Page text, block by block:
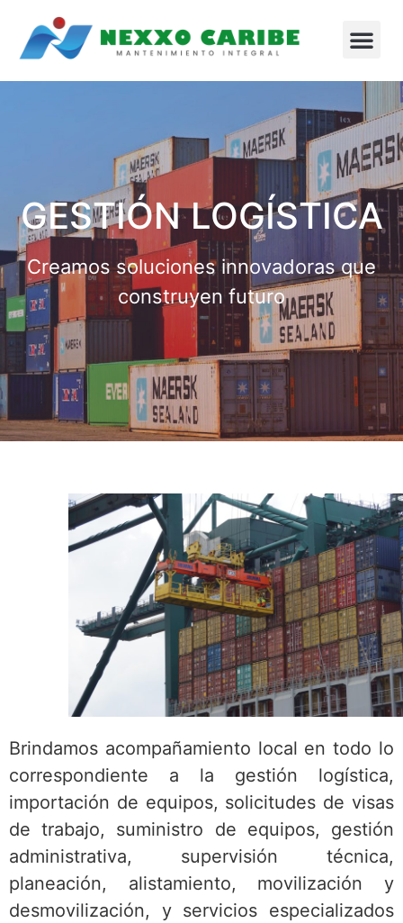
GESTIÓN LOGÍSTICA
Creamos soluciones innovadoras que
construyen futuro
Brindamos acompañamiento local en todo lo
correspondiente a la gestión logística,
importación de equipos, solicitudes de visas
de trabajo, suministro de equipos, gestión
administrativa, supervisión técnica,
planeación, alistamiento, movilización y
desmovilización, y servicios especializados